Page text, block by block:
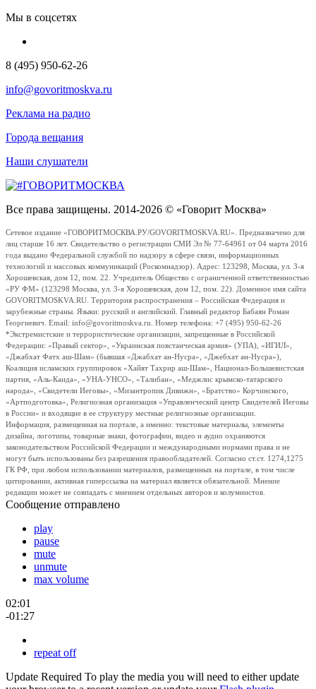
Мы в соцсетях
8 (495) 950-62-26
info@govoritmoskva.ru
Реклама на радио
Города вещания
Наши слушатели
Все права защищены. 2014-2026 © «Говорит Москва»
Сетевое издание «ГОВОРИТМОСКВА.РУ/GOVORITMOSKVA.RU». Предназначено для
лиц старше 16 лет. Свидетельство о регистрации СМИ Эл № 77-64961 от 04 марта 2016
года выдано Федеральной службой по надзору в сфере связи, информационных
технологий и массовых коммуникаций (Роскомнадзор). Адрес: 123298, Москва, ул. 3-я
Хорошевская, дом 12, пом. 22. Учредитель Общество с ограниченной ответственностью
«РУ ФМ» (123298 Москва, ул. 3-я Хорошевская, дом 12, пом. 22). Доменное имя сайта
GOVORITMOSKVA.RU. Территория распространения – Российская Федерация и
зарубежные страны. Языки: русский и английский. Главный редактор Бабаян Роман
Георгиевич. Email: info@govoritmoskva.ru. Номер телефона: +7 (495) 950-62-26
*Экстремистские и террористические организации, запрещенные в Российской
Федерации: «Правый сектор», «Украинская повстанческая армия» (УПА), «ИГИЛ»,
«Джабхат Фатх аш-Шам» (бывшая «Джабхат ан-Нусра», «Джебхат ан-Нусра»),
Коалиция исламских группировок «Хайят Тахрир аш-Шам», Национал-Большевистская
партия, «Аль-Каида», «УНА-УНСО», «Талибан», «Меджлис крымско-татарского
народа», «Свидетели Иеговы», «Мизантропик Дивижн», «Братство» Корчинского,
«Артподготовка», Религиозная организация «Управленческий центр Свидетелей Иеговы
в России» и входящие в ее структуру местные религиозные организации.
Информация, размещенная на портале, а именно: текстовые материалы, элементы
дизайна, логотипы, товарные знаки, фотографии, видео и аудио охраняются
законодательством Российской Федерации и международными нормами права и не
могут быть использованы без разрешения правообладателей. Согласно ст.ст. 1274,1275
ГК РФ, при любом использовании материалов, размещенных на портале, в том числе
цитировании, активная гиперссылка на материал является обязательной. Мнение
редакции может не совпадать с мнением отдельных авторов и колумнистов.
Сообщение отправлено
play
pause
mute
unmute
max volume
02:01
-01:27
repeat off
Update Required To play the media you will need to either update